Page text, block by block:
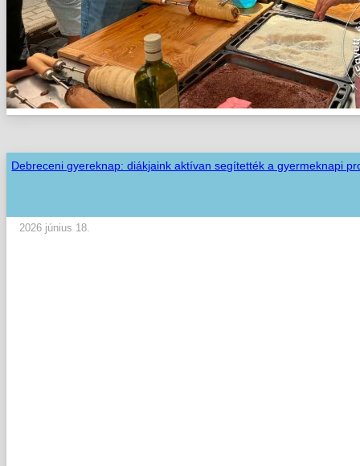
Debreceni gyereknap: diákjaink aktívan segítették a gyermeknapi
2026 június 18.